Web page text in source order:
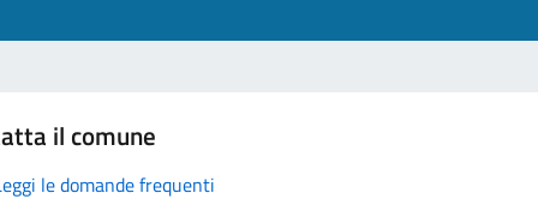
il comune
le domande frequenti